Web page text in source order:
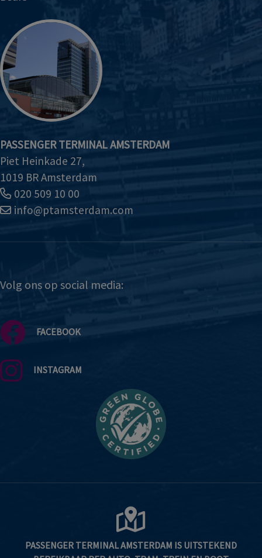
PASSENGER TERMINAL AMSTERDAM
Piet Heinkade 27,
1019 BR Amsterdam
020 509 10 00
info@ptamsterdam.com
Volg ons op social media:
FACEBOOK
INSTAGRAM
PASSENGER TERMINAL AMSTERDAM IS UITSTEKEND